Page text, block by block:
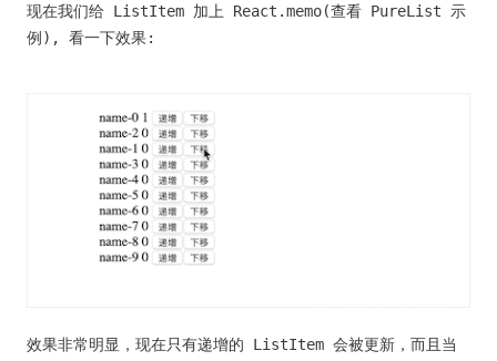
现在我们给 ListItem 加上 React.memo(查看 PureList 示
例), 看一下效果:
效果非常明显，现在只有递增的 ListItem 会被更新，而且当